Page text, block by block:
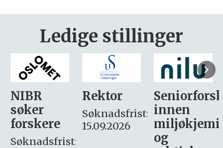
Ledige stillinger
Rektor
Søknadsfrist:
15.09.2026
Seniorforsker
innen
miljøkjemi
søker
– fast